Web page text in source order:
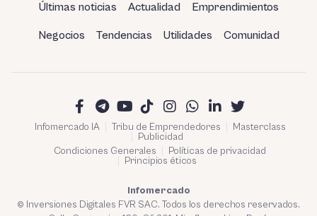
Últimas noticias Actualidad Emprendimientos
Negocios Tendencias Utilidades Comunidad
Infomercado IA Tribu de Emprendedores
Masterclass
Publicidad
Condiciones Generales
Políticas de privacidad
Principios éticos
Infomercado
© Inversiones Digitales FVR SAC. Todos los derechos reservados.